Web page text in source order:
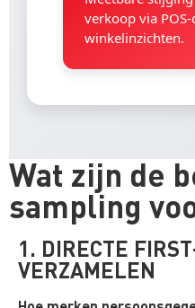
verkoop via POS-
winkelinzichten.
Wat zijn de
sampling
1. DIRECTE
VERZAMELEN